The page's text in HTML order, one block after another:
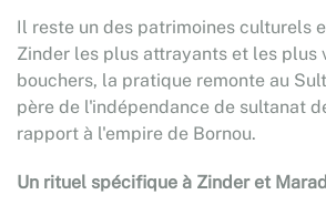
Il reste un des patrimoines culturels
Zinder les plus attrayants et les plus
bouchers, la pratique remonte au
père de l'indépendance de sultanat
rapport à l'empire de Bornou.
Un rituel spécifique à Zinder et